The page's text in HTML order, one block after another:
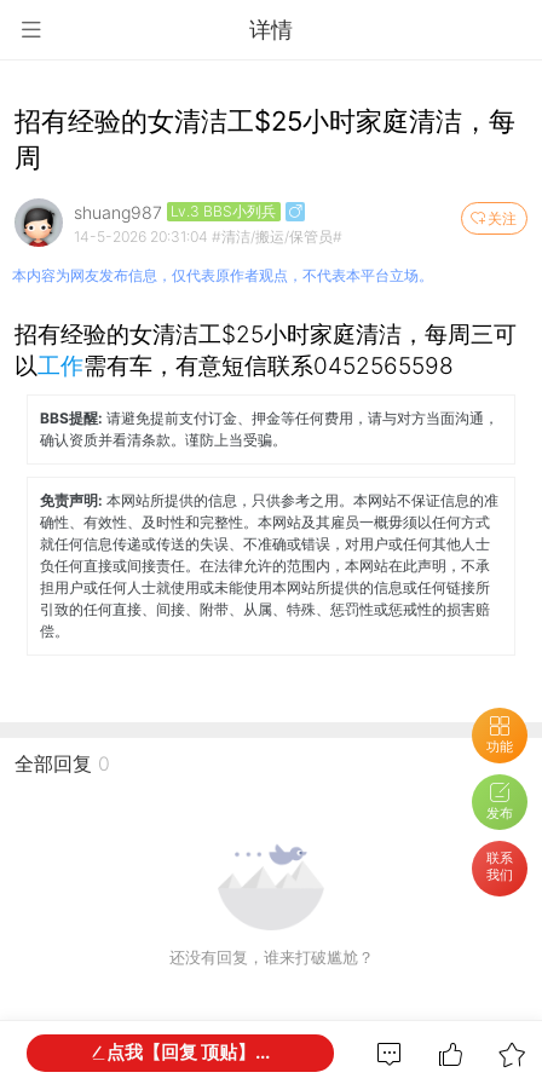
详情
功能
发布
联系
我们
招有经验的女清洁工$25小时家庭清洁，每
周
关注
shuang987 Lv.3 BBS小列兵
14-5-2026 20:31:04 #清洁/搬运/保管员#
本内容为网友发布信息，仅代表原作者观点，不代表本平台立场。
招有经验的女清洁工$25小时家庭清洁，每周三可
以工作需有车，有意短信联系0452565598
BBS提醒:请避免提前支付订金、押金等任何费用，请与对方当面沟通，
确认资质并看清条款。谨防上当受骗。
免责声明:本网站所提供的信息，只供参考之用。本网站不保证信息的准
确性、有效性、及时性和完整性。本网站及其雇员一概毋须以任何方式
就任何信息传递或传送的失误、不准确或错误，对用户或任何其他人士
负任何直接或间接责任。在法律允许的范围内，本网站在此声明，不承
担用户或任何人士就使用或未能使用本网站所提供的信息或任何链接所
引致的任何直接、间接、附带、从属、特殊、惩罚性或惩戒性的损害赔
偿。
全部回复 0
还没有回复，谁来打破尴尬？
网友都在看
点我【回复 顶贴】...